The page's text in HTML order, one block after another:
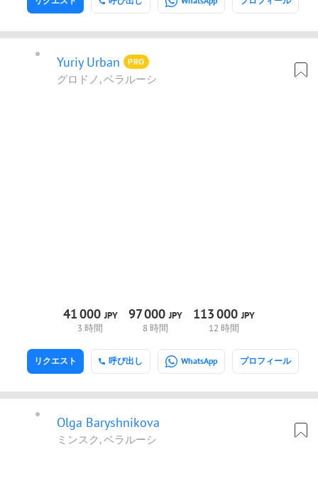
Yuriy Urban PRO
グロドノ, ベラルーシ
41000JPY
3 時間
97000JPY
8 時間
113000JPY
12 時間
呼び出し WhatsApp プロフィール
リクエスト
Olga Baryshnikova
ミンスク, ベラルーシ